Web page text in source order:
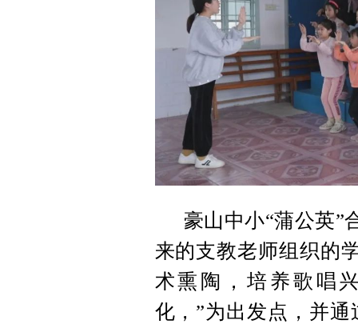
豪山中小“蒲公英”
来的支教老师组织的
术熏陶，培养歌唱
化，”为出发点，并